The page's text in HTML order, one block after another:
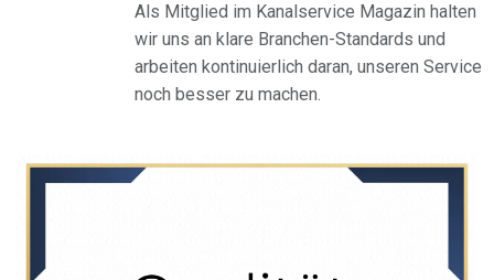
Als Mitglied im Kanalservice Magazin halten
wir uns an klare Branchen-Standards und
arbeiten kontinuierlich daran, unseren Service
noch besser zu machen.